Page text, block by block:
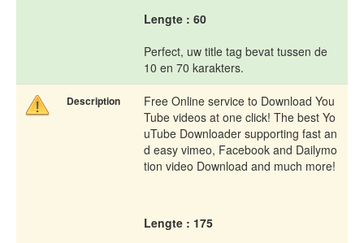
Lengte : 60
Perfect, uw title tag bevat tussen de
10 en 70 karakters.
Description
Free Online service to Download You
Tube videos at one click! The best Yo
uTube Downloader supporting fast an
d easy vimeo, Facebook and Dailymo
tion video Download and much more!
Lengte : 175